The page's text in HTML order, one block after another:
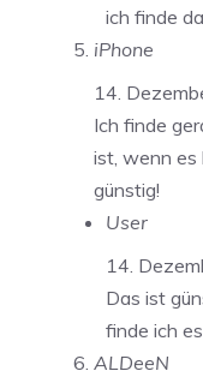
ich finde
iPhone
14.
Ich finde
ist, wenn
günstig!
User
14.
Das ist
finde ich
ALDeeN